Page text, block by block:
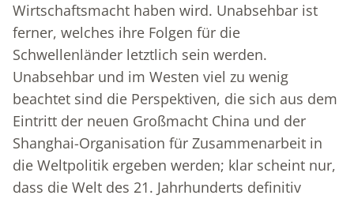
Wirtschaftsmacht haben wird. Unabsehbar ist
ferner, welches ihre Folgen für die
Schwellenländer letztlich sein werden.
Unabsehbar und im Westen viel zu wenig
beachtet sind die Perspektiven, die sich aus dem
Eintritt der neuen Großmacht China und der
Shanghai-Organisation für Zusammenarbeit in
die Weltpolitik ergeben werden; klar scheint nur,
dass die Welt des 21. Jahrhunderts definitiv